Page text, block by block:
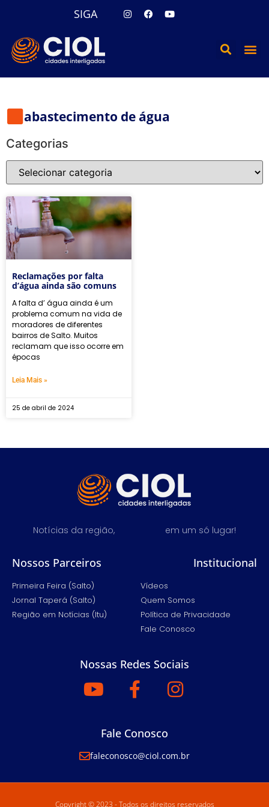
SIGA
abastecimento de água
Categorias
Reclamações por falta
d’água ainda são comuns
A falta d’ água ainda é um
problema comum na vida de
moradores de diferentes
bairros de Salto. Muitos
reclamam que isso ocorre em
épocas
Leia Mais »
25 de abril de 2024
Notícias da região, em um só lugar!
Nossos Parceiros
Primeira Feira (Salto)
Jornal Taperá (Salto)
Região em Notícias (Itu)
Institucional
Vídeos
Quem Somos
Política de Privacidade
Fale Conosco
Nossas Redes Sociais
Fale Conosco
faleconosco@ciol.com.br
Copyright © 2023 - Todos os direitos reservados